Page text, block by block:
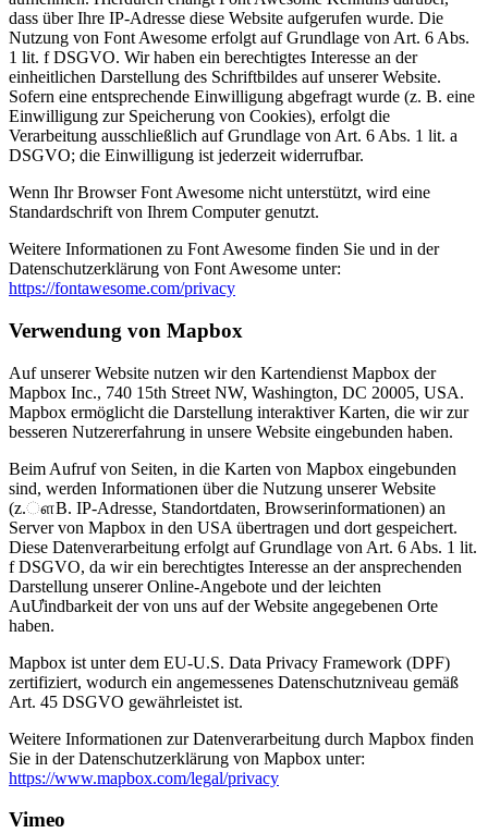
dass über Ihre IP-Adresse diese Website aufgerufen wurde. Die
Nutzung von Font Awesome erfolgt auf Grundlage von Art. 6 Abs.
1 lit. f DSGVO. Wir haben ein berechtigtes Interesse an der
einheitlichen Darstellung des Schriftbildes auf unserer Website.
Sofern eine entsprechende Einwilligung abgefragt wurde (z. B. eine
Einwilligung zur Speicherung von Cookies), erfolgt die
Verarbeitung ausschließlich auf Grundlage von Art. 6 Abs. 1 lit. a
DSGVO; die Einwilligung ist jederzeit widerrufbar.
Wenn Ihr Browser Font Awesome nicht unterstützt, wird eine
Standardschrift von Ihrem Computer genutzt.
Weitere Informationen zu Font Awesome finden Sie und in der
Datenschutzerklärung von Font Awesome unter:
https://fontawesome.com/privacy
Verwendung von Mapbox
Auf unserer Website nutzen wir den Kartendienst Mapbox der
Mapbox Inc., 740 15th Street NW, Washington, DC 20005, USA.
Mapbox ermöglicht die Darstellung interaktiver Karten, die wir zur
besseren Nutzererfahrung in unsere Website eingebunden haben.
Beim Aufruf von Seiten, in die Karten von Mapbox eingebunden
sind, werden Informationen über die Nutzung unserer Website
(z.ௗB. IP-Adresse, Standortdaten, Browserinformationen) an
Server von Mapbox in den USA übertragen und dort gespeichert.
Diese Datenverarbeitung erfolgt auf Grundlage von Art. 6 Abs. 1 lit.
f DSGVO, da wir ein berechtigtes Interesse an der ansprechenden
Darstellung unserer Online-Angebote und der leichten
AuƯindbarkeit der von uns auf der Website angegebenen Orte
haben.
Mapbox ist unter dem EU-U.S. Data Privacy Framework (DPF)
zertifiziert, wodurch ein angemessenes Datenschutzniveau gemäß
Art. 45 DSGVO gewährleistet ist.
Weitere Informationen zur Datenverarbeitung durch Mapbox finden
Sie in der Datenschutzerklärung von Mapbox unter:
https://www.mapbox.com/legal/privacy
Vimeo